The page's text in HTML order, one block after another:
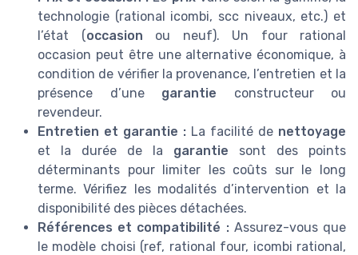
technologie (rational icombi, scc niveaux, etc.) et
l’état (occasion ou neuf). Un four rational
occasion peut être une alternative économique, à
condition de vérifier la provenance, l’entretien et la
présence d’une garantie constructeur ou
revendeur.
Entretien et garantie : La facilité de nettoyage
et la durée de la garantie sont des points
déterminants pour limiter les coûts sur le long
terme. Vérifiez les modalités d’intervention et la
disponibilité des pièces détachées.
Références et compatibilité :Assurez-vous que
le modèle choisi (ref, rational four, icombi rational,